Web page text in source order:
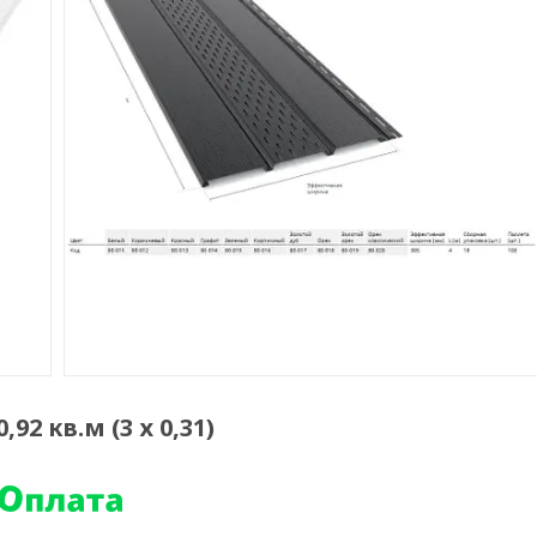
кв.м (3 х 0,31)